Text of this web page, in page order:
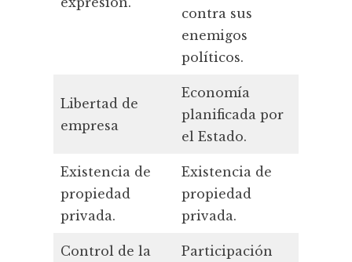
contra sus
enemigos
políticos.
Libertad de
empresa
Economía
planificada por
el Estado.
Existencia de
propiedad
privada.
Existencia de
propiedad
privada.
Control de la
Participación